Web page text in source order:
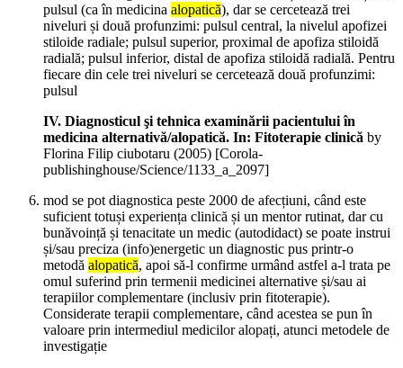
pulsul (ca în medicina alopatică), dar se cercetează trei
niveluri și două profunzimi: pulsul central, la nivelul apofizei
stiloide radiale; pulsul superior, proximal de apofiza stiloidă
radială; pulsul inferior, distal de apofiza stiloidă radială. Pentru
fiecare din cele trei niveluri se cercetează două profunzimi:
pulsul
IV. Diagnosticul şi tehnica examinării pacientului în
medicina alternativă/alopatică. In: Fitoterapie clinică by
Florina Filip ciubotaru (2005) [Corola-
publishinghouse/Science/1133_a_2097]
mod se pot diagnostica peste 2000 de afecțiuni, când este
suficient totuși experiența clinică și un mentor rutinat, dar cu
bunăvoință și tenacitate un medic (autodidact) se poate instrui
și/sau preciza (info)energetic un diagnostic pus printr-o
metodă alopatică, apoi să-l confirme urmând astfel a-l trata pe
omul suferind prin termenii medicinei alternative și/sau ai
terapiilor complementare (inclusiv prin fitoterapie).
Considerate terapii complementare, când acestea se pun în
valoare prin intermediul medicilor alopați, atunci metodele de
investigație